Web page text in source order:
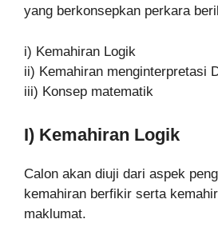
yang berkonsepkan perkara
i) Kemahiran Logik
ii) Kemahiran menginterpretasi
iii) Konsep matematik
I) Kemahiran Logik
Calon akan diuji dari aspek
kemahiran berfikir serta
maklumat.